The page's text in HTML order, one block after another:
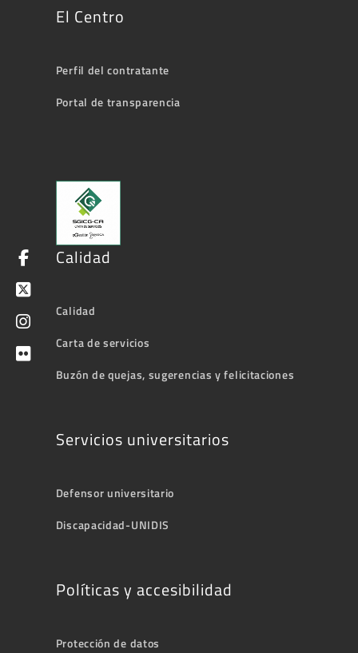
El Centro
Perfil del contratante
Portal de transparencia
Calidad
Calidad
Carta de servicios
Buzón de quejas, sugerencias y felicitaciones
Servicios universitarios
Defensor universitario
Discapacidad-UNIDIS
Políticas y accesibilidad
Protección de datos